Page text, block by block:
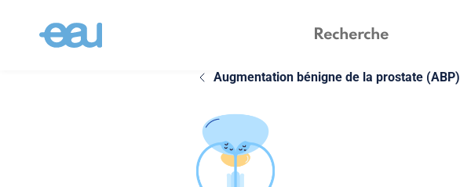
Augmentation bénigne de la prostate (ABP)